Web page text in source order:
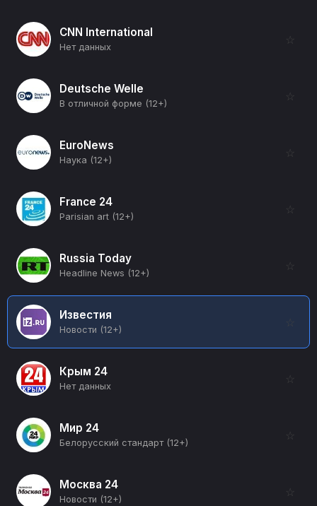
CNN International
Нет данных
☆
Deutsche Welle
В отличной форме (12+)
☆
EuroNews
Наука (12+)
☆
France 24
Parisian art (12+)
☆
Russia Today
Headline News (12+)
☆
Известия
Новости (12+)
Крым 24
Нет данных
☆
Мир 24
Белорусский стандарт (12+)
☆
Москва 24
Новости (12+)
☆